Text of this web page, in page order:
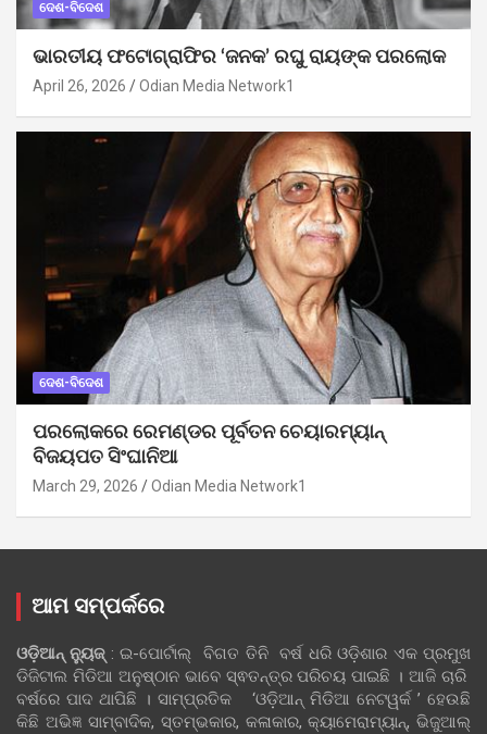
ଦେଶ-ବିଦେଶ
ଭାରତୀୟ ଫଟୋଗ୍ରାଫିର ‘ଜନକ’ ରଘୁ ରାୟଙ୍କ ପରଲୋକ
April 26, 2026 Odian Media Network1
ଦେଶ-ବିଦେଶ
ପରଲୋକରେ ରେମଣ୍ଡର ପୂର୍ବତନ ଚେୟାରମ୍ୟାନ୍
ବିଜୟପତ ସିଂଘାନିଆ
March 29, 2026 Odian Media Network1
ଆମ ସମ୍ପର୍କରେ
ଓଡ଼ିଆନ୍‍ ନ୍ୟୁଜ୍‍: ଇ-ପୋର୍ଟାଲ୍ ବିଗତ ତିନି ବର୍ଷ ଧରି ଓଡ଼ିଶାର ଏକ ପ୍ରମୁଖ
ଡିଜିଟାଲ ମିଡିଆ ଅନୁଷ୍ଠାନ ଭାବେ ସ୍ଵତନ୍ତ୍ର ପରିଚୟ ପାଇଛି । ଆଜି ଚାରି
ବର୍ଷରେ ପାଦ ଥାପିଛି । ସାମ୍ପ୍ରତିକ ‘ଓଡ଼ିଆନ୍‍ ମିଡିଆ ନେଟୱର୍କ ’ ହେଉଛି
କିଛି ଅଭିଜ୍ଞ ସାମ୍ବାଦିକ, ସ୍ତମ୍ଭକାର, କଳାକାର, କ୍ୟାମେରାମ୍ୟାନ୍, ଭିଜୁଆଲ୍